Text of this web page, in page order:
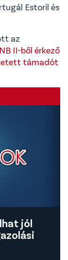
Estoril és
az
II-ből érkező
támadót
jól